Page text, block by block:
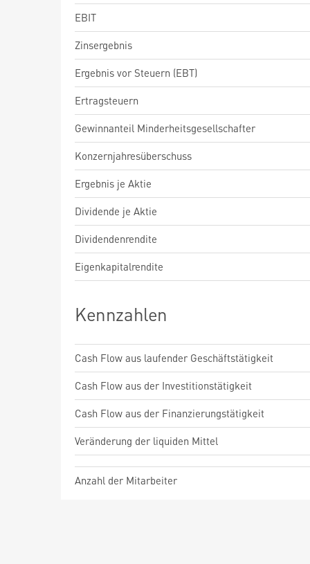
EBIT
Zinsergebnis
Ergebnis vor Steuern (EBT)
Ertragsteuern
Gewinnanteil Minderheitsgesellschafter
Konzernjahresüberschuss
Ergebnis je Aktie
Dividende je Aktie
Dividendenrendite
Eigenkapitalrendite
Kennzahlen
Cash Flow aus laufender Geschäftstätigkeit
Cash Flow aus der Investitionstätigkeit
Cash Flow aus der Finanzierungstätigkeit
Veränderung der liquiden Mittel
Anzahl der Mitarbeiter